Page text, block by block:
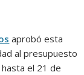
aprobó esta
al presupuesto
el 21 de